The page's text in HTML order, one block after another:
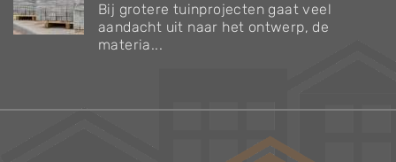
Bij grotere tuinprojecten gaat veel
aandacht uit naar het ontwerp, de
materia...